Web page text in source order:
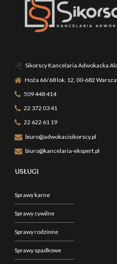
Sikorscy Kancelaria Adwokacka
Hoża 66/68 lok. 12, 00-682
509 448 414
22 372 03 41
22 622 61 19
biuro@adwokacisikorscy.pl
biuro@kancelaria-ekspert.pl
USŁUGI
Sprawy karne
Sprawy cywilne
Sprawy rodzinne
Sprawy spadkowe